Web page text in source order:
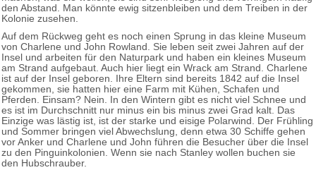
den Abstand. Man könnte ewig sitzenbleiben und dem Treiben in der
Kolonie zusehen.
Auf dem Rückweg geht es noch einen Sprung in das kleine Museum
von Charlene und John Rowland. Sie leben seit zwei Jahren auf der
Insel und arbeiten für den Naturpark und haben ein kleines Museum
am Strand aufgebaut. Auch hier liegt ein Wrack am Strand. Charlene
ist auf der Insel geboren. Ihre Eltern sind bereits 1842 auf die Insel
gekommen, sie hatten hier eine Farm mit Kühen, Schafen und
Pferden. Einsam? Nein. In den Wintern gibt es nicht viel Schnee und
es ist im Durchschnitt nur minus ein bis minus zwei Grad kalt. Das
Einzige was lästig ist, ist der starke und eisige Polarwind. Der Frühling
und Sommer bringen viel Abwechslung, denn etwa 30 Schiffe gehen
vor Anker und Charlene und John führen die Besucher über die Insel
zu den Pinguinkolonien. Wenn sie nach Stanley wollen buchen sie
den Hubschrauber.